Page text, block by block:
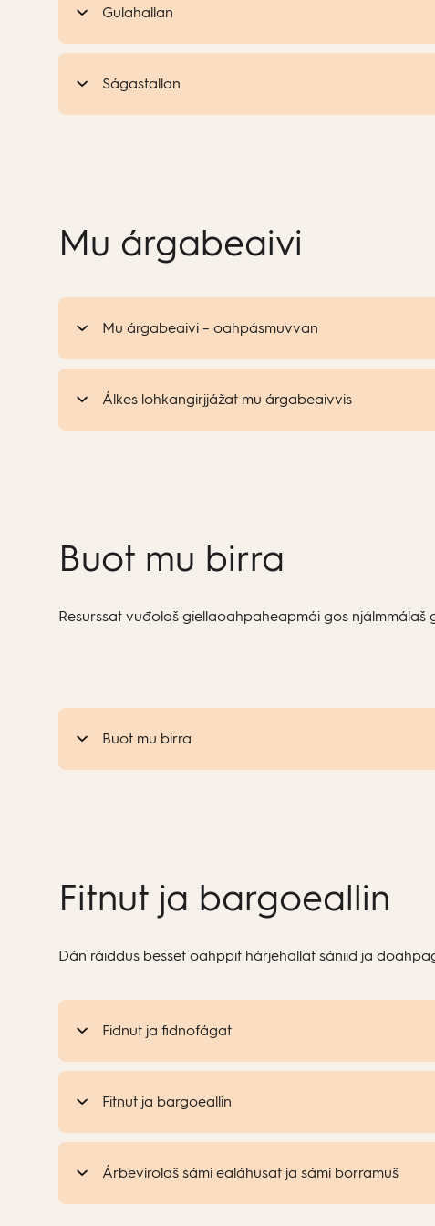
Gulahallan
Ságastallan
Mu árgabeaivi
Mu árgabeaivi – oahpásmuvvan
Álkes lohkangirjjážat mu árgabeaivvis
Buot mu birra
Resurssat vuđolaš giellaoahpaheapmái gos
Buot mu birra
Fitnut ja bargoeallin
Dán ráiddus besset oahppit hárjehallat sániid ja
Fidnut ja fidnofágat
Fitnut ja bargoeallin
Árbevirolaš sámi ealáhusat ja sámi borramuš